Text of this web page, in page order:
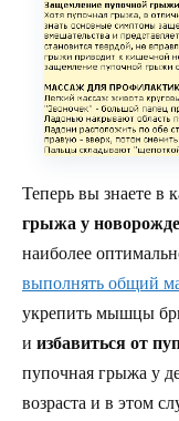
Теперь вы знаете в
грыжа у
наиболее
выполнять общий
укрепить мышцы
и избавиться от
пупочная грыжа у
возраста и в этом